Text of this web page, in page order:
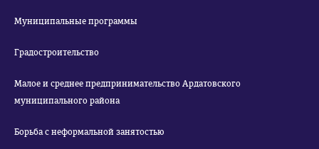
Муниципальные программы
Градостроительство
Малое и среднее предпринимательство Ардатовского
муниципального района
Борьба с неформальной занятостью